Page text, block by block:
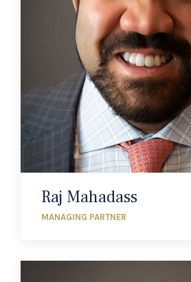
Raj Mahadass
MANAGING PARTNER